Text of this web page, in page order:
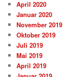
April 2020
Januar 2020
November 2019
Oktober 2019
Juli 2019
Mai 2019
April 2019